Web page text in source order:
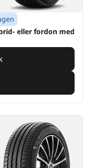
eller fordon med